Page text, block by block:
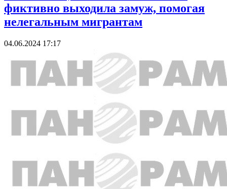
фиктивно выходила замуж, помогая
нелегальным мигрантам
04.06.2024 17:17